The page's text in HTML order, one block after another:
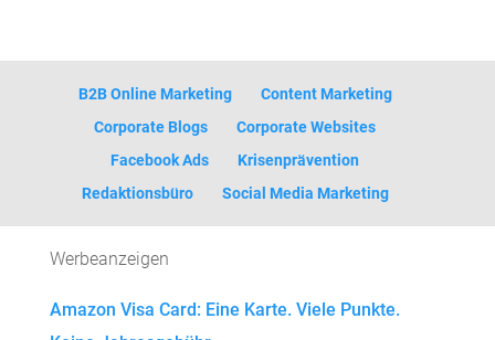
B2B Online Marketing
Content Marketing
Corporate Blogs
Corporate Websites
Facebook Ads
Krisenprävention
Redaktionsbüro
Social Media Marketing
Werbeanzeigen
Amazon Visa Card: Eine Karte. Viele Punkte.